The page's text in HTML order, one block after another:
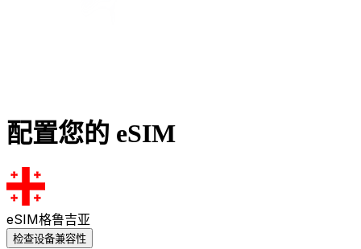
配置您的 eSIM
eSIM格鲁吉亚
检查设备兼容性